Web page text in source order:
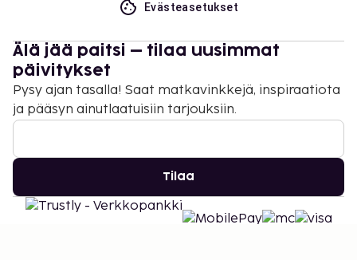
Evästeasetukset
Älä jää paitsi – tilaa uusimmat
päivitykset
Pysy ajan tasalla! Saat matkavinkkejä, inspiraatiota
ja pääsyn ainutlaatuisiin tarjouksiin.
Tilaa